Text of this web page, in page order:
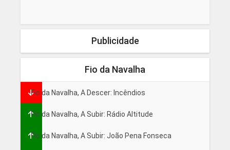
Publicidade
Fio da Navalha
Fio da Navalha, A Descer: Incêndios
Fio da Navalha, A Subir: Rádio Altitude
Fio da Navalha, A Subir: João Pena Fonseca